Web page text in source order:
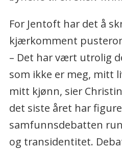
For Jentoft har det å
kjærkomment
– Det har vært utrolig
som ikke er meg, mitt
mitt kjønn, sier
det siste året har
samfunnsdebatten
og transidentitet.